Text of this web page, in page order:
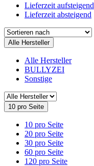
Lieferzeit aufsteigend
Lieferzeit absteigend
Alle Hersteller
Alle Hersteller
BULLYZEI
Sonstige
10 pro Seite
10 pro Seite
20 pro Seite
30 pro Seite
60 pro Seite
120 pro Seite